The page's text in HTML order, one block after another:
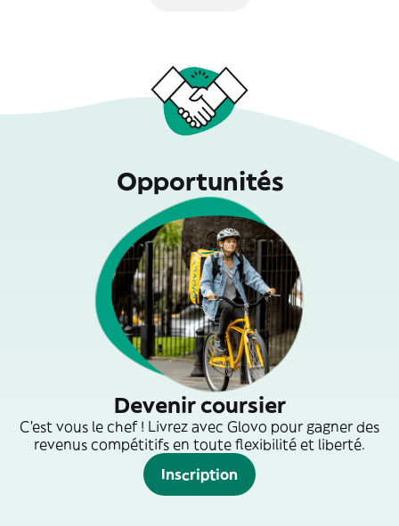
Opportunités
Devenir coursier
C'est vous le chef ! Livrez avec Glovo pour gagner des
revenus compétitifs en toute flexibilité et liberté.
Inscription